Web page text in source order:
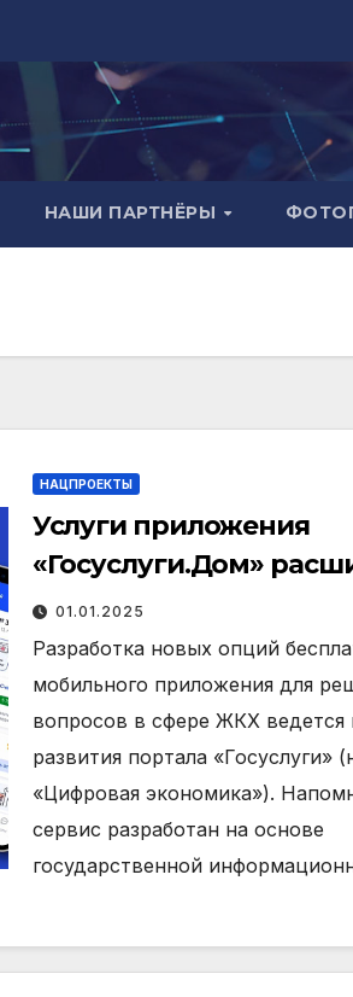
НАШИ ПАРТНЁРЫ
НАЦПРОЕКТЫ
Услуги приложения
«Госуслуги.Дом»
владельцев
жилых домов и
несобственников
01.01.2025
Разработка новых опций
мобильного приложения для
вопросов в сфере ЖКХ ведется
развития портала «Госуслуги»
«Цифровая экономика»).
сервис разработан на основе
государственной